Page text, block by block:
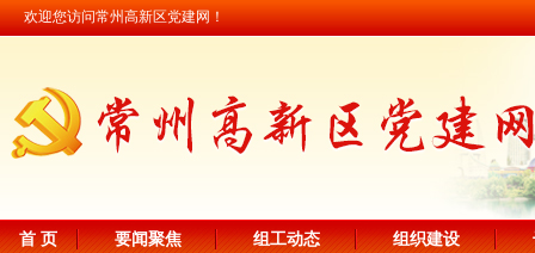
欢迎您访问常州高新区党建网！
首 页 要闻聚焦 组工动态 组织建设